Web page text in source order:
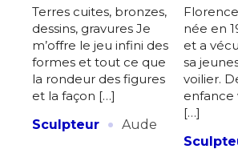
Terres cuites, bronzes,
dessins, gravures Je
m’offre le jeu infini des
formes et tout ce que
la rondeur des figures
et la façon […]
Sculpteur · Aude
née en
et a
sa
voilier.
enfance
[…]